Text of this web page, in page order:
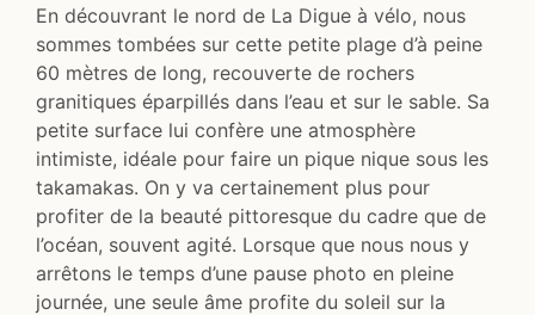
En découvrant le nord de La Digue à vélo, nous
sommes tombées sur cette petite plage d’à peine
60 mètres de long, recouverte de rochers
granitiques éparpillés dans l’eau et sur le sable. Sa
petite surface lui confère une atmosphère
intimiste, idéale pour faire un pique nique sous les
takamakas. On y va certainement plus pour
profiter de la beauté pittoresque du cadre que de
l’océan, souvent agité. Lorsque que nous nous y
arrêtons le temps d’une pause photo en pleine
journée, une seule âme profite du soleil sur la